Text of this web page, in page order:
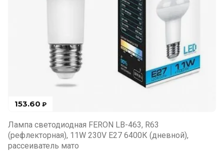
153.60 ₽
Лампа светодиодная FERON LB-463, R63
(рефлекторная), 11W 230V E27 6400К (дневной),
рассеиватель мато